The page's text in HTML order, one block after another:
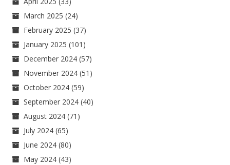
March 2025 (24)
February 2025 (37)
January 2025 (101)
December 2024 (57)
November 2024 (51)
October 2024 (59)
September 2024 (40)
August 2024 (71)
July 2024 (65)
June 2024 (80)
May 2024 (43)